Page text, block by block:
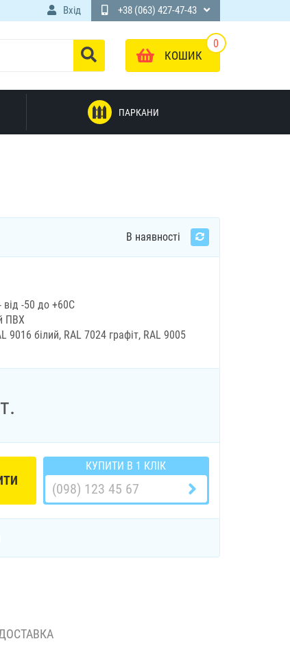
Вхід +38 (063) 427-47-43
0
КОШИК
ПАРКАНИ
В наявності
-50 до +60С
ПВХ
9016 білий, RAL 7024 графіт, RAL 9005
КУПИТИ В 1 КЛІК